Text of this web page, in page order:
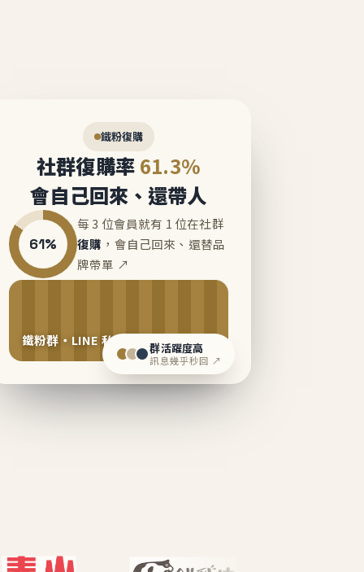
鐵粉復購
社群復購率 61.3%
會自己回來、還帶人
61%
每 3 位會員就有 1 位在社群
復購 ，會自己回來、還替品
牌帶單 ↗
鐵粉群・LINE 私域運營中群活躍度高
訊息幾乎秒回 ↗